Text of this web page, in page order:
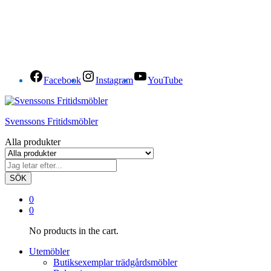
Facebook Instagram YouTube
Svenssons Fritidsmöbler
Alla produkter
SÖK
0
0
No products in the cart.
Utemöbler
Butiksexemplar trädgårdsmöbler